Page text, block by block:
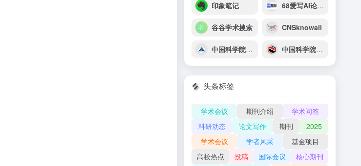
印象笔记 68爱写AI论文写作
谷谷学术搜索 CNSknowall
中国科学院上海技术物理研究所 中国科学院山西煤炭化学研究所
头条标签
学术会议 期刊介绍
学术问答
科研动态
论文写作 期刊
2025
学术会议
学者风采
基金项目
高校热点
投稿 国际会议
核心期刊